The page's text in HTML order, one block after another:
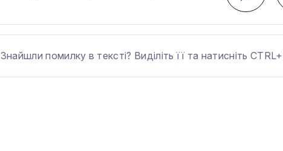
Знайшли помилку в тексті? Виділіть її та натисніть